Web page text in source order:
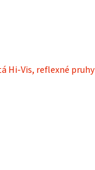
Hi-Vis, reflexné pruhy